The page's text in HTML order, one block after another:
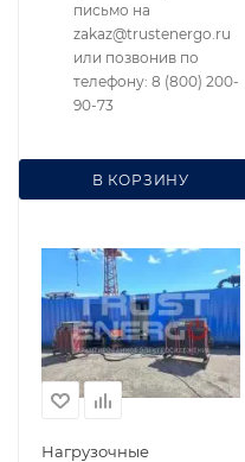
В КОРЗИНУ
письмо на
zakaz@trustenergo.ru
или позвонив по
телефону: 8 (800) 200-
90-73
Нагрузочные